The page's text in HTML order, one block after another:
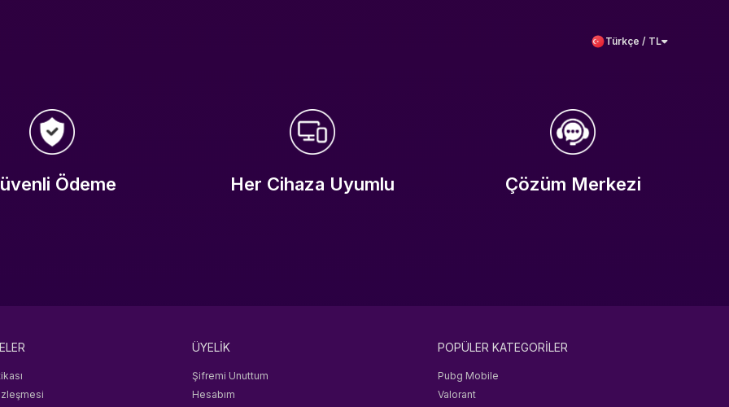
Türkçe / TL
Ödeme Her Cihaza Uyumlu Çözüm Merkezi
ÜYELİK
Şifremi Unuttum
Hesabım
POPÜLER KATEGORİLER
Pubg Mobile
Valorant